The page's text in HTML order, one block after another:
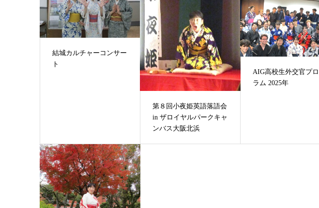
結城カルチャーコンサー
ト
第８回小夜姫英語落語会
in ザロイヤルパークキャ
ンバス大阪北浜
AIG高校生外交官プ
ラム 2025年